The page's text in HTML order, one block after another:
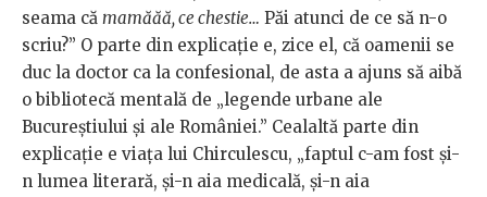
seama că mamăăă, ce chestie… Păi atunci de ce să n-o
scriu?” O parte din explicație e, zice el, că oamenii se
duc la doctor ca la confesional, de asta a ajuns să aibă
o bibliotecă mentală de „legende urbane ale
Bucureștiului și ale României.” Cealaltă parte din
explicație e viața lui Chirculescu, „faptul c-am fost și-
n lumea literară, și-n aia medicală, și-n aia